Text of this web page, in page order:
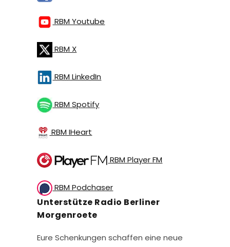
RBM Youtube
RBM X
RBM LinkedIn
RBM Spotify
RBM IHeart
RBM Player FM
RBM Podchaser
Unterstütze Radio Berliner
Morgenroete
Eure Schenkungen schaffen eine neue